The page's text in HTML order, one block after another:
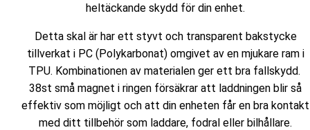
heltäckande skydd för din enhet.
Detta skal är har ett styvt och transparent bakstycke
tillverkat i PC (Polykarbonat) omgivet av en mjukare ram i
TPU. Kombinationen av materialen ger ett bra fallskydd.
38st små magnet i ringen försäkrar att laddningen blir så
effektiv som möjligt och att din enheten får en bra kontakt
med ditt tillbehör som laddare, fodral eller bilhållare.